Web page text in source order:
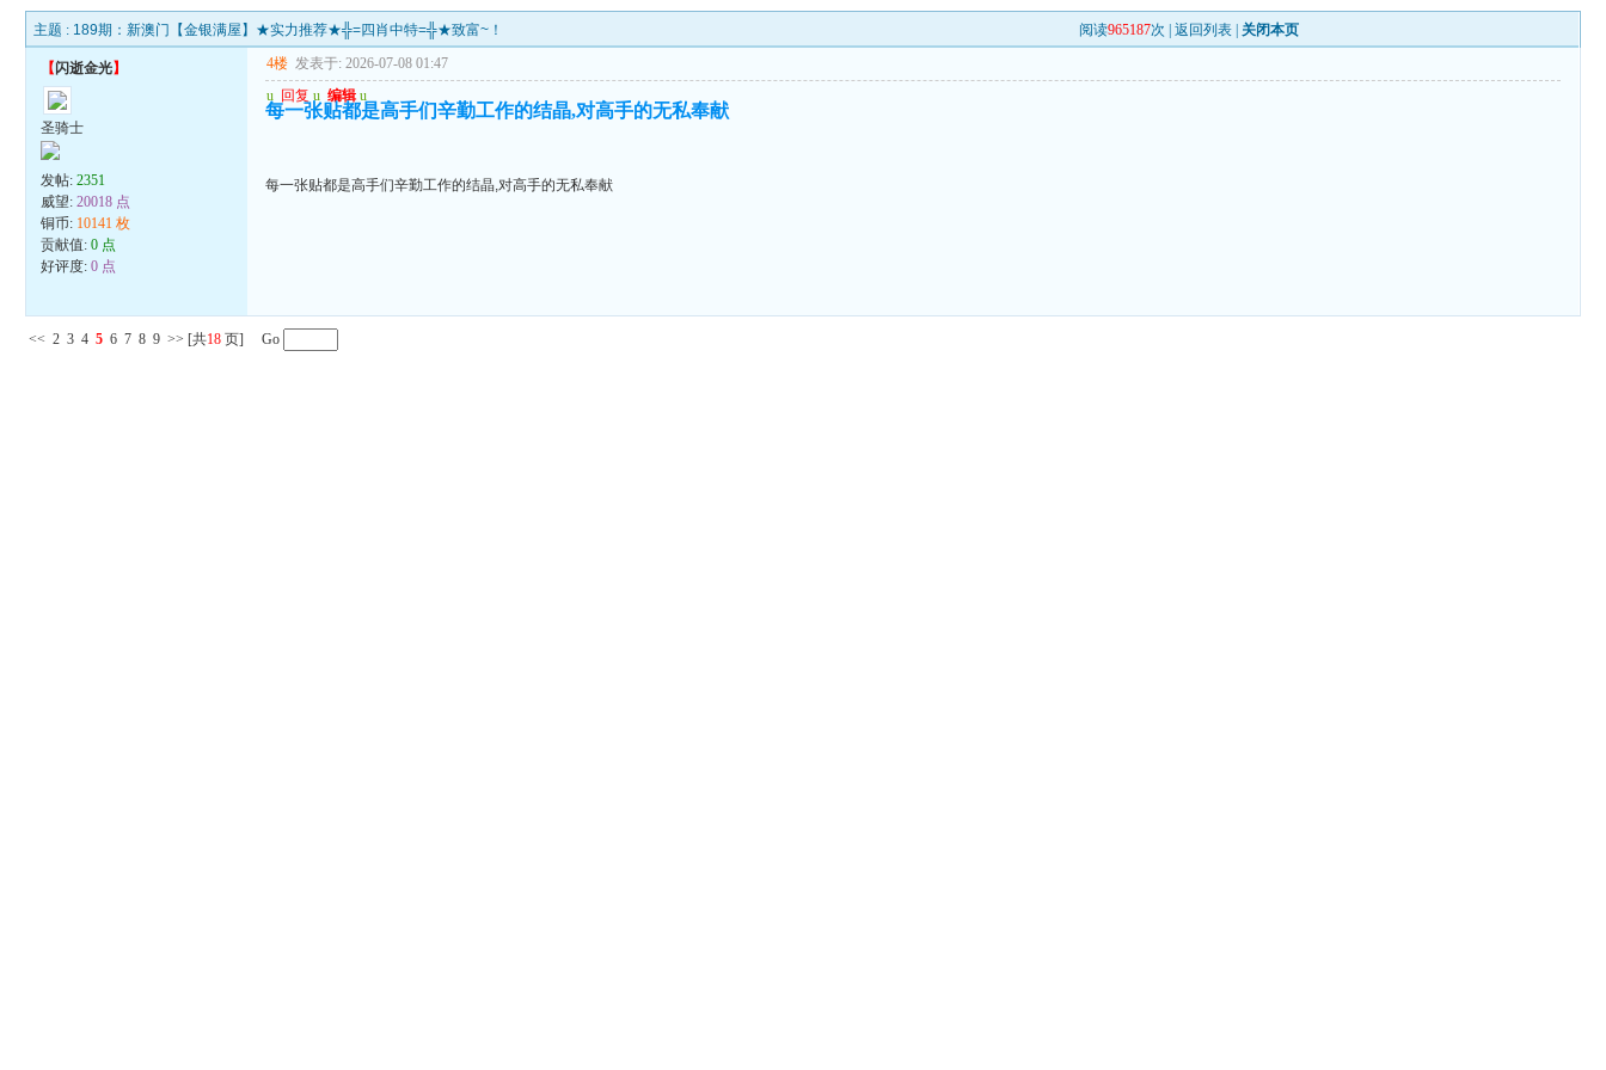
主题 : 189期：新澳门【金银满屋】★实力推荐★╬=四肖中特=╬★致富~！ 阅读965187次 |返回列表 关闭本页
【闪逝金光】
圣骑士
发帖:2351
威望:20018 点
铜币: 10141 枚
贡献值:0 点
好评度:0 点
4楼 发表于: 2026-07-08 01:47
u 回复 u 编辑 u
每一张贴都是高手们辛勤工作的结晶,对高手的无私奉献
每一张贴都是高手们辛勤工作的结晶,对高手的无私奉献
<< 2 3 4 5 6 7 8 9 >> [共18 页] Go